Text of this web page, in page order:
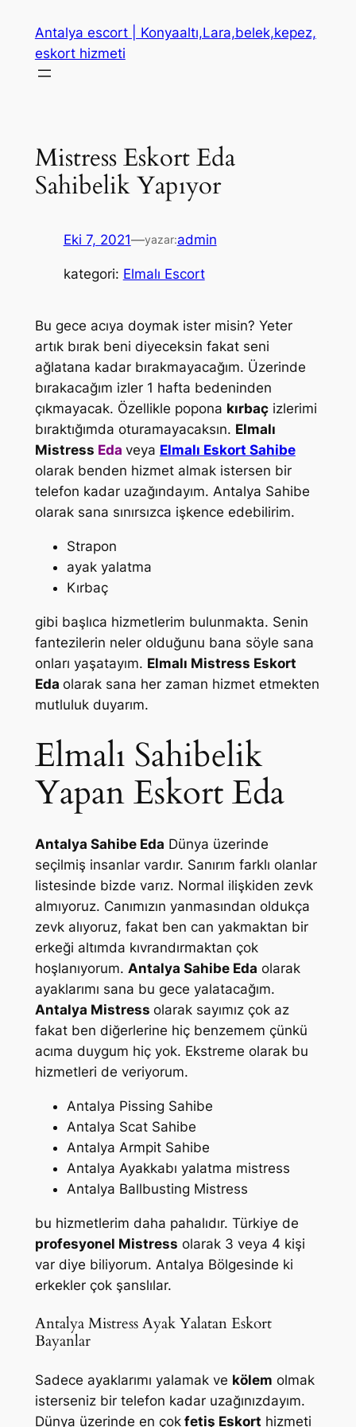
Antalya escort | Konyaaltı,Lara,belek,kepez,
eskort hizmeti
Mistress Eskort Eda
Sahibelik Yapıyor
Eki 7, 2021—yazar:admin
kategori: Elmalı Escort
Bu gece acıya doymak ister misin? Yeter
artık bırak beni diyeceksin fakat seni
ağlatana kadar bırakmayacağım. Üzerinde
bırakacağım izler 1 hafta bedeninden
çıkmayacak. Özellikle popona kırbaçizlerimi
bıraktığımda oturamayacaksın. Elmalı
Mistress Eda veya Elmalı Eskort Sahibe
olarak benden hizmet almak istersen bir
telefon kadar uzağındayım. Antalya Sahibe
olarak sana sınırsızca işkence edebilirim.
Strapon
ayak yalatma
Kırbaç
gibi başlıca hizmetlerim bulunmakta. Senin
fantezilerin neler olduğunu bana söyle sana
onları yaşatayım. Elmalı Mistress Eskort
Eda olarak sana her zaman hizmet etmekten
mutluluk duyarım.
Elmalı Sahibelik
Yapan Eskort Eda
Antalya Sahibe Eda Dünya üzerinde
seçilmiş insanlar vardır. Sanırım farklı olanlar
listesinde bizde varız. Normal ilişkiden zevk
almıyoruz. Canımızın yanmasından oldukça
zevk alıyoruz, fakat ben can yakmaktan bir
erkeği altımda kıvrandırmaktan çok
hoşlanıyorum. Antalya Sahibe Eda olarak
ayaklarımı sana bu gece yalatacağım.
Antalya Mistress olarak sayımız çok az
fakat ben diğerlerine hiç benzemem çünkü
acıma duygum hiç yok. Ekstreme olarak bu
hizmetleri de veriyorum.
Antalya Pissing Sahibe
Antalya Scat Sahibe
Antalya Armpit Sahibe
Antalya Ayakkabı yalatma mistress
Antalya Ballbusting Mistress
bu hizmetlerim daha pahalıdır. Türkiye de
profesyonel Mistress olarak 3 veya 4 kişi
var diye biliyorum. Antalya Bölgesinde ki
erkekler çok şanslılar.
Antalya Mistress Ayak Yalatan Eskort
Bayanlar
Sadece ayaklarımı yalamak ve kölem olmak
isterseniz bir telefon kadar uzağınızdayım.
Dünya üzerinde en çokfetiş Eskort hizmeti